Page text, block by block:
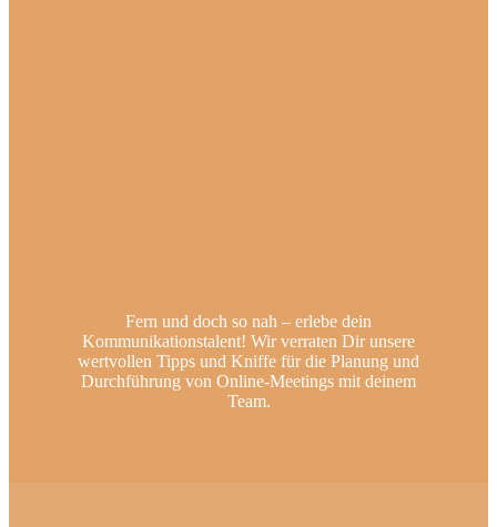
Fern und doch so nah – erlebe dein
Kommunikationstalent! Wir verraten Dir unsere
wertvollen Tipps und Kniffe für die Planung und
Durchführung von Online-Meetings mit deinem
Team.